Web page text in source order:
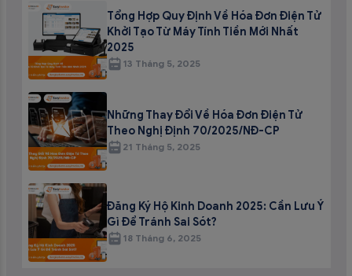
Tổng Hợp Quy Định Về Hóa Đơn Điện Tử
Khởi Tạo Từ Máy Tính Tiền Mới Nhất
2025
13 Tháng 5, 2025
Những Thay Đổi Về Hóa Đơn Điện Tử
Theo Nghị Định 70/2025/NĐ-CP
21 Tháng 5, 2025
Đăng Ký Hộ Kinh Doanh 2025: Cần Lưu Ý
Gì Để Tránh Sai Sót?
18 Tháng 6, 2025